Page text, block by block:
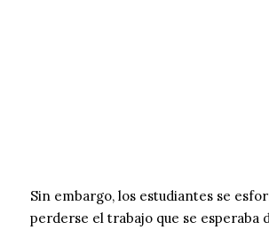
Sin embargo, los estudiantes se
perderse el trabajo que se esperaba